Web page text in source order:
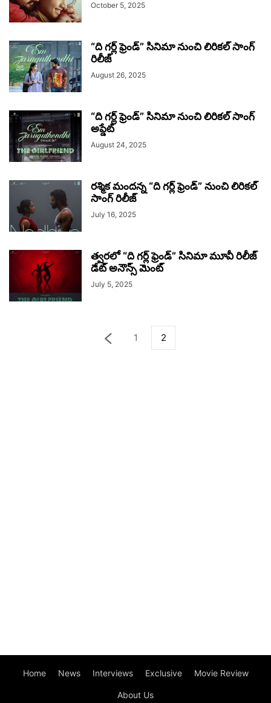
October 5, 2025
“ది గర్ల్ ఫ్రెండ్” సినిమా నుంచి లిరికల్ సాంగ్
రిలీజ్
August 26, 2025
“ది గర్ల్ ఫ్రెండ్” సినిమా నుంచి లిరికల్ సాంగ్
అప్డేట్
August 24, 2025
రశ్మిక మందన్న “ది గర్ల్ ఫ్రెండ్” నుంచి లిరికల్
సాంగ్ రిలీజ్
July 16, 2025
త్వరలో “ది గర్ల్ ఫ్రెండ్” సినిమా మూవీ రిలీజ్
డేట్ అనౌన్స్ మెంట్
July 5, 2025
1 2
Home News Interviews Exclusive Movie Review
About Us